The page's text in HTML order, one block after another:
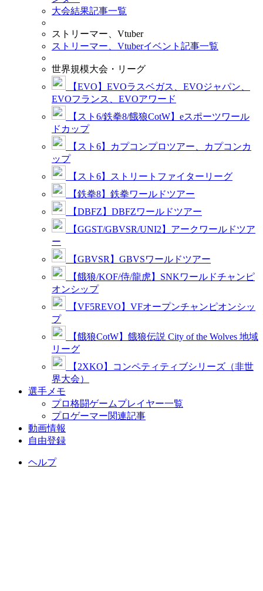
大会結果記事一覧
ストリーマー、Vtuber
ストリーマー、Vtuberイベント記事一覧
世界規模大会・リーグ
【EVO】EVOラスベガス、EVOジャパン、
EVOフランス、EVOアワード
【スト6/鉄拳8/餓狼CotW】eスポーツワール
ドカップ
【スト6】カプコンプロツアー、カプコンカ
ップ
【スト6】ストリートファイターリーグ
【鉄拳8】鉄拳ワールドツアー
【DBFZ】DBFZワールドツアー
【GGST/GBVSR/UNI2】アークワールドツア
ー
【GBVSR】GBVSワールドツアー
【餓狼/KOF/侍/龍虎】SNKワールドチャンピ
オンシップ
【VF5REVO】VFオープンチャンピオンシッ
プ
【餓狼CotW】餓狼伝説 City of the Wolves 地域
リーグ
【2XKO】コンペティティブシリーズ（非世
界大会）
選手メモ
プロ格闘ゲームプレイヤー一覧
プロゲーマー関連記事
動画情報
自由登録
ヘルプ